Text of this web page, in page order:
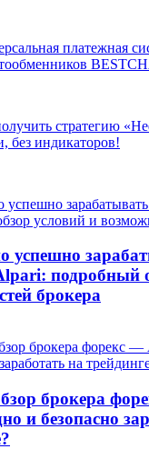
успешно
подробный
брокера
брокера
и безопасно